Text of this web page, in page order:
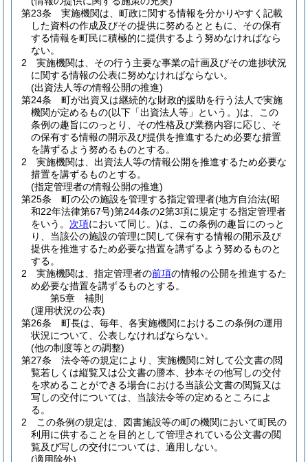
第23条
実施機関は、町政に関する情報を分かりやすく記載
した資料の作成及びその提供に努めるとともに、その保有
する情報を町民に積極的に提供するよう努めなければなら
ない。
2
実施機関は、その行う主要な事業の計画及びその進捗状況
に関する情報の公表に努めなければならない。
(出資法人等の情報公開の推進)
第24条
町が出資又は継続的な財政的援助を行う法人で実施
機関が定めるもの(以下「出資法人等」という。)は、この
条例の趣旨にのっとり、その性格及び業務内容に応じ、そ
の保有する情報の開示及び提供を推進するため必要な措置
を講ずるよう努めるものとする。
2
実施機関は、出資法人等の情報公開を推進するため必要な
措置を講ずるものとする。
(指定管理者の情報公開の推進)
第25条
町の公の施設を管理する指定管理者(地方自治法(昭
和22年法律第67号)第244条の2第3項に規定する指定管理者
をいう。 次項において同じ。)は、この条例の趣旨にのっと
り、当該公の施設の管理に関して保有する情報の開示及び
提供を推進するため必要な措置を講ずるよう努めるものと
する。
2
実施機関は、指定管理者の前項の情報の公開を推進するた
め必要な措置を講ずるものとする。
第5章
補則
(運用状況の公表)
第26条
町長は、毎年、各実施機関におけるこの条例の運用
状況について、公表しなければならない。
(他の制度等との調整)
第27条
法令等の規定により、実施機関に対して公文書の閲
覧若しくは縦覧又は公文書の謄本、抄本その他写しの交付
を求めることができる場合における当該公文書の閲覧又は
写しの交付については、当該法令等の定めるところによ
る。
2
この条例の規定は、図書施設等の町の機関において町民の
利用に供することを目的として管理されている公文書の閲
覧及び写しの交付については、適用しない。
(適用除外)